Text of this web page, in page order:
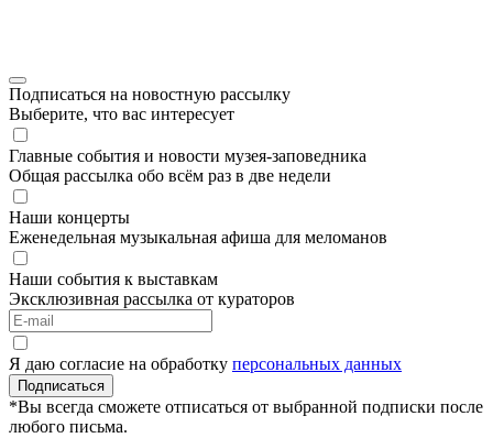
Подписаться на новостную рассылку
Выберите, что вас интересует
Главные события и новости музея-заповедника
Общая рассылка обо всём раз в две недели
Наши концерты
Еженедельная музыкальная афиша для меломанов
Наши события к выставкам
Эксклюзивная рассылка от кураторов
Я даю согласие на обработку персональных данных
Подписаться
*Вы всегда сможете отписаться от выбранной подписки после
любого письма.